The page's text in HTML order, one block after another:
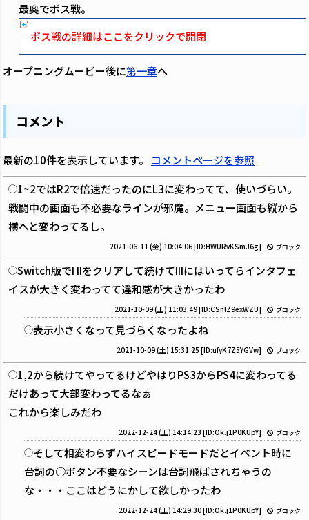
最奥でボス戦。
ボス戦の詳細はここをクリックで開閉
オープニングムービー後に第一章へ
コメント
最新の10件を表示しています。 コメントページを参照
1~2ではR2で倍速だったのにL3に変わってて、使いづらい。
戦闘中の画面も不必要なラインが邪魔。メニュー画面も縦から
横へと変わってるし。
2021-06-11 (金) 10:04:06[ID:HWURvKSmJ6g] ブロック
Switch版でI IIをクリアして続けてIIIにはいってらインタフェ
イスが大きく変わってて違和感が大きかったわ
2021-10-09 (土) 11:03:49[ID:CSnlZ9exWZU] ブロック
表示小さくなって見づらくなったよね
2021-10-09 (土) 15:31:25 [ID:ufyK7Z5YGVw] ブロック
1,2から続けてやってるけどやはりPS3からPS4に変わってる
だけあって大部変わってるなぁ
これから楽しみだわ
2022-12-24 (土) 14:14:23 [ID:Ok.j1P0KUpY] ブロック
そして相変わらずハイスピードモードだとイベント時に
台詞の○ボタン不要なシーンは台詞飛ばされちゃうの
な・・・ここはどうにかして欲しかったわ
2022-12-24 (土) 14:29:30[ID:Ok.j1P0KUpY] ブロック